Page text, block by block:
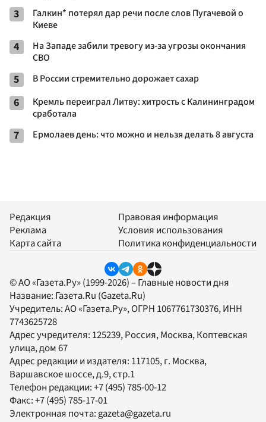
3
Галкин* потерял дар речи после слов Пугачевой о
Киеве
4
На Западе забили тревогу из-за угрозы окончания
СВО
5 В России стремительно дорожает сахар
6
Кремль переиграл Литву: хитрость с Калининградом
сработала
7 Ермолаев день: что можно и нельзя делать 8 августа
Редакция
Реклама
Карта сайта
Правовая информация
Условия использования
Политика конфиденциальности
© АО «Газета.Ру» (1999-2026) – Главные новости дня
Название: Газета.Ru (Gazeta.Ru)
Учредитель:АО «Газета.Ру», ОГРН 1067761730376, ИНН
7743625728
Адрес учредителя: 125239, Россия, Москва, Коптевская
улица, дом 67
Адрес редакции и издателя: 117105, г. Москва,
Варшавское шоссе, д.9, стр.1
Телефон редакции:+7 (495) 785-00-12
Факс:+7 (495) 785-17-01
Электронная почта:gazeta@gazeta.ru